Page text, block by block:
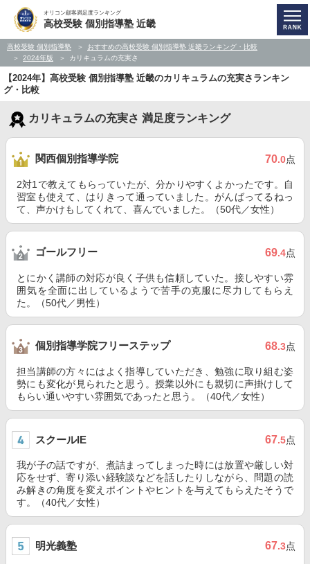
オリコン顧客満足度ランキング
高校受験 個別指導塾 近畿
高校受験 個別指導塾
おすすめの高校受験 個別指導塾 近畿ランキング・比較
2024年版
カリキュラムの充実さ
【2024年】高校受験 個別指導塾 近畿のカリキュラムの充実さランキン
グ・比較
カリキュラムの充実さ 満足度ランキング
関西個別指導学院 70.0点
2対1で教えてもらっていたが、分かりやすくよかったです。自
習室も使えて、はりきって通っていました。がんばってるねっ
て、声かけもしてくれて、喜んでいました。（50代／女性）
ゴールフリー 69.4点
とにかく講師の対応が良く子供も信頼していた。接しやすい雰
囲気を全面に出しているようで苦手の克服に尽力してもらえ
た。（50代／男性）
個別指導学院フリーステップ 68.3点
担当講師の方々にはよく指導していただき、勉強に取り組む姿
勢にも変化が見られたと思う。授業以外にも親切に声掛けして
もらい通いやすい雰囲気であったと思う。（40代／女性）
スクールIE 67.5点
我が子の話ですが、煮詰まってしまった時には放置や厳しい対
応をせず、寄り添い経験談などを話したりしながら、問題の読
み解きの角度を変えポイントやヒントを与えてもらえたそうで
す。（40代／女性）
明光義塾 67.3点